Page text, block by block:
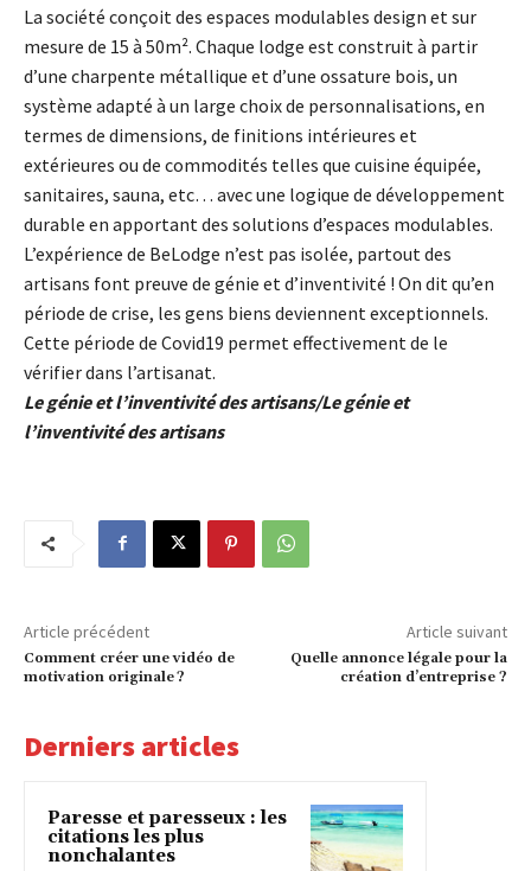
La société conçoit des espaces modulables design et sur
mesure de 15 à 50m². Chaque lodge est construit à partir
d’une charpente métallique et d’une ossature bois, un
système adapté à un large choix de personnalisations, en
termes de dimensions, de finitions intérieures et
extérieures ou de commodités telles que cuisine équipée,
sanitaires, sauna, etc… avec une logique de développement
durable en apportant des solutions d’espaces modulables.
L’expérience de BeLodge n’est pas isolée, partout des
artisans font preuve de génie et d’inventivité ! On dit qu’en
période de crise, les gens biens deviennent exceptionnels.
Cette période de Covid19 permet effectivement de le
vérifier dans l’artisanat.
Le génie et l’inventivité des artisans/Le génie et
l’inventivité des artisans
Article précédent
Comment créer une vidéo de
motivation originale ?
Article suivant
Quelle annonce légale pour la
création d’entreprise ?
Derniers articles
Paresse et paresseux : les
citations les plus
nonchalantes